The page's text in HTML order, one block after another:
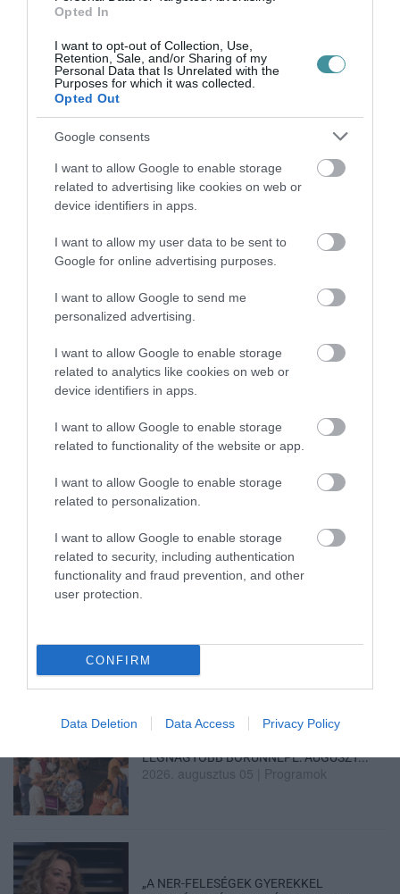
Opted In
I want to opt-out of Collection, Use,
Retention, Sale, and/or Sharing of my
Personal Data that Is Unrelated with the
Purposes for which it was collected.
Opted Out
Google consents
I want to allow Google to enable storage
related to advertising like cookies on web or
device identifiers in apps.
I want to allow my user data to be sent to
Google for online advertising purposes.
I want to allow Google to send me
personalized advertising.
I want to allow Google to enable storage
related to analytics like cookies on web or
device identifiers in apps.
I want to allow Google to enable storage
related to functionality of the website or app.
I want to allow Google to enable storage
related to personalization.
I want to allow Google to enable storage
related to security, including authentication
functionality and fraud prevention, and other
user protection.
CONFIRM
Data Deletion Data Access Privacy Policy
ASSZONYT A HATVANI KÓR...
2026. augusztus 06|Riasztó
GÁRDONYI MESEKERT VÁRJA A
CSALÁDOKAT – HÁROM NAPON ÁT ING...
2026. augusztus 06
MAGYAR PÉTER: KIÍRJÁK AZ ELSŐ
2026. augusztus 06 Mindenki ügye
ELOLTOTTÁK A TÜZET
KÜZDELE...
2026. augusztus 06 Környék ügye
LEGNAGYOBB BORÜNNEPE: AUGUSZT...
2026. augusztus 05 Programok
„A NER-FELESÉGEK GYEREKKEL